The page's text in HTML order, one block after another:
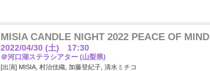
MISIA CANDLE NIGHT 2022 PEACE OF MIND
2022/04/30 (土) 17:30
＠河口湖ステラシアター (山梨県)
[出演] MISIA, 村治佳織, 加藤登紀子, 清水ミチコ